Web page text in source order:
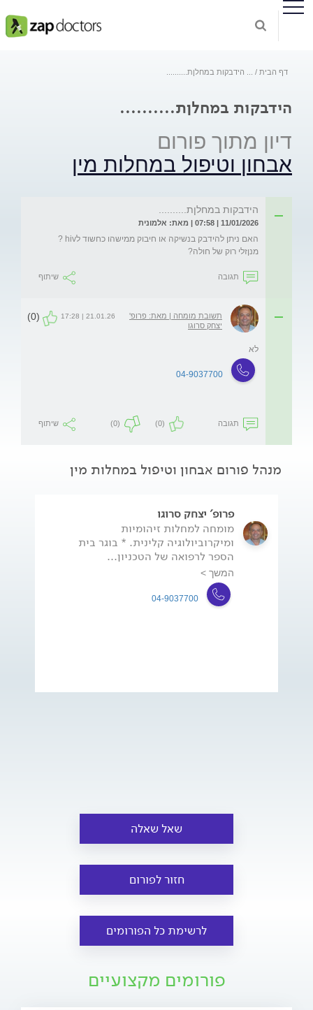
דף הבית הידבקות במחלןת..........
הידבקות במחלןת..........
דיון מתוך פורום
אבחון וטיפול במחלות מין
הידבקות במחלןת..........
11/01/2026 | 07:58 | מאת: אלמונית
האם ניתן להידבק בנשיקה או חיבוק ממישהו כחשוד לhiv ?
מנןזלי רוק של חולה?
תגובה שיתוף
תשובת מומחה | מאת: פרופ'
יצחק סרוגו
21.01.26 | 17:28
(0)
לא
04-9037700
תגובה (0)
(0) שיתוף
מנהל פורום אבחון וטיפול במחלות מין
פרופ' יצחק סרוגו
מומחה למחלות זיהומיות
ומיקרוביולוגיה קלינית. * בוגר בית
הספר לרפואה של הטכניון...
המשך >
04-9037700
שאל שאלה
חזור לפורום
לרשימת כל הפורומים
פורומים מקצועיים